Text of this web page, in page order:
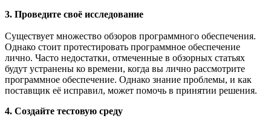
3. Проведите своё исследование
Существует множество обзоров программного обеспечения.
Однако стоит протестировать программное обеспечение
лично. Часто недостатки, отмеченные в обзорных статьях
будут устранены ко времени, когда вы лично рассмотрите
программное обеспечение. Однако знание проблемы, и как
поставщик её исправил, может помочь в принятии решения.
4. Создайте тестовую среду